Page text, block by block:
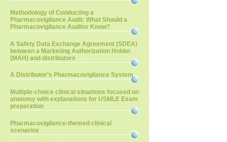
Methodology of Conducting a
Pharmacovigilance Audit: What Should a
Pharmacovigilance Auditor Know?
A Safety Data Exchange Agreement (SDEA)
between a Marketing Authorization Holder
(MAH) and distributors
A Distributor’s Pharmacovigilance System
Multiple-choice clinical situations focused on
anatomy with explanations for USMLE Exam
preparation
Pharmacovigilance-themed clinical
scenarios